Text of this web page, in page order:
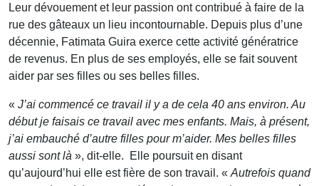
Leur dévouement et leur passion ont contribué à faire de la
rue des gâteaux un lieu incontournable. Depuis plus d’une
décennie, Fatimata Guira exerce cette activité génératrice
de revenus. En plus de ses employés, elle se fait souvent
aider par ses filles ou ses belles filles.
« J’ai commencé ce travail il y a de cela 40 ans environ. Au
début je faisais ce travail avec mes enfants. Mais, à présent,
j’ai embauché d’autre filles pour m’aider. Mes belles filles
aussi sont là », dit-elle. Elle poursuit en disant
qu’aujourd’hui elle est fière de son travail. « Autrefois quand